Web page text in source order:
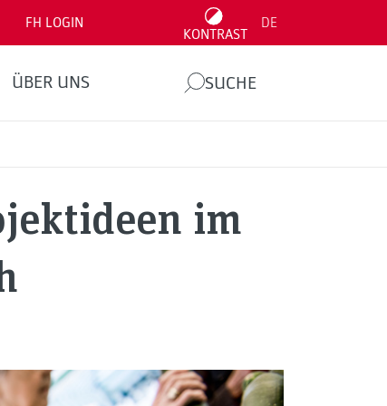
FH LOGIN
KONTRAST
DE
ÜBER UNS SUCHE
im